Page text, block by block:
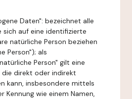
Daten": bezeichnet alle
sich auf eine identifizierte
natürliche Person beziehen
Person"); als
Person" gilt eine
die direkt oder indirekt
kann, insbesondere mittels
Kennung wie einem Namen,